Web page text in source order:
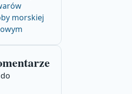
morskiej